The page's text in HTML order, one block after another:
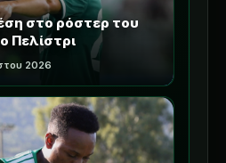
στο ρόστερ του
Πελίστρι
2026